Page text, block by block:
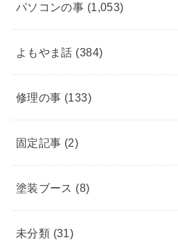
パソコンの事 (1,053)
よもやま話 (384)
修理の事 (133)
固定記事 (2)
塗装ブース (8)
未分類 (31)